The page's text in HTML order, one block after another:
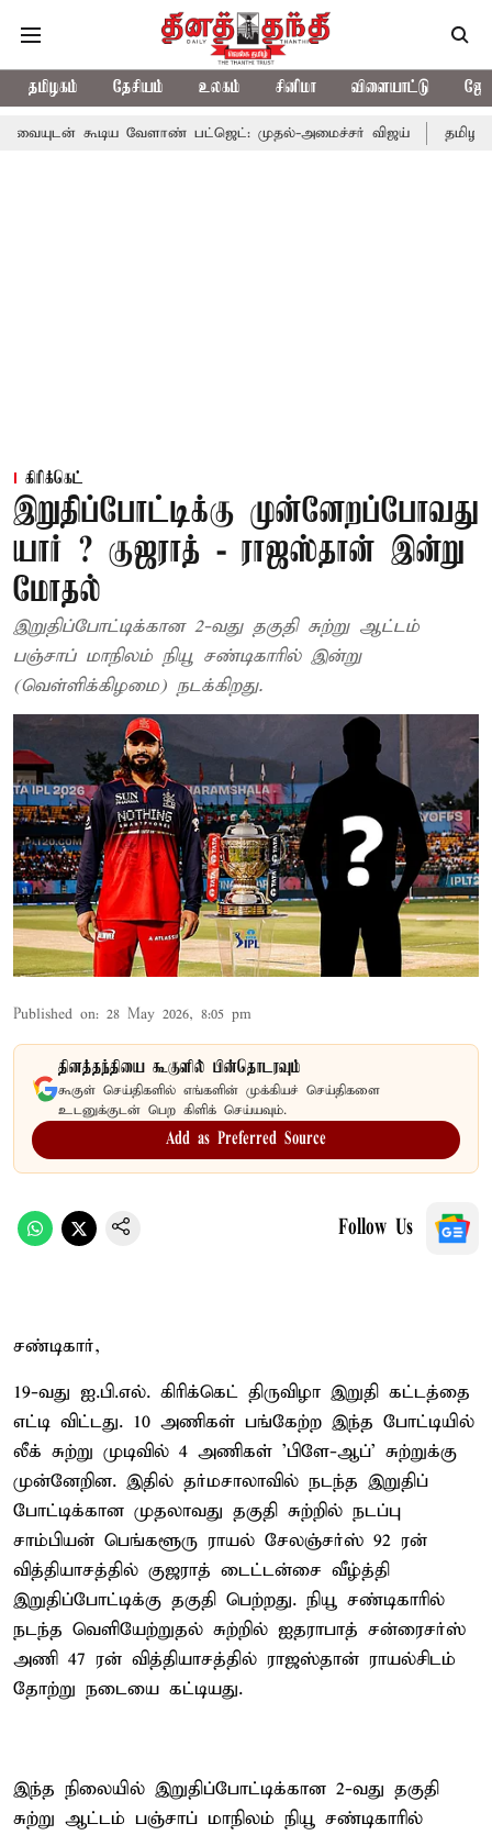
தமிழகம் தேசியம் உலகம் சினிமா விளையாட்டு
வேளாண் பட்ஜெட்: முதல்-அமைச்சர் விஜய் தமிழக அரசியலில்
கிரிக்கெட்
இறுதிப்போட்டிக்கு முன்னேறப்போவது
யார் ? குஜராத் - ராஜஸ்தான் இன்று
மோதல்
இறுதிப்போட்டிக்கான 2-வது தகுதி சுற்று ஆட்டம்
பஞ்சாப் மாநிலம் நியூ சண்டிகாரில் இன்று
(வெள்ளிக்கிழமை) நடக்கிறது.
Published on: 28 May 2026, 8:05 pm
தினத்தந்தியை கூகுளில் பின்தொடரவும்
கூகுள் செய்திகளில் எங்களின் முக்கியச் செய்திகளை
உடனுக்குடன் பெற கிளிக் செய்யவும்.
Add as Preferred Source
Follow Us
சண்டிகார்,
19-வது ஐ.பி.எல். கிரிக்கெட் திருவிழா இறுதி கட்டத்தை
எட்டி விட்டது. 10 அணிகள் பங்கேற்ற இந்த போட்டியில்
லீக் சுற்று முடிவில் 4 அணிகள் 'பிளே-ஆப்' சுற்றுக்கு
முன்னேறின. இதில் தர்மசாலாவில் நடந்த இறுதிப்
போட்டிக்கான முதலாவது தகுதி சுற்றில் நடப்பு
சாம்பியன் பெங்களூரு ராயல் சேலஞ்சர்ஸ் 92 ரன்
வித்தியாசத்தில் குஜராத் டைட்டன்சை வீழ்த்தி
இறுதிப்போட்டிக்கு தகுதி பெற்றது. நியூ சண்டிகாரில்
நடந்த வெளியேற்றுதல் சுற்றில் ஐதராபாத் சன்ரைசர்ஸ்
அணி 47 ரன் வித்தியாசத்தில் ராஜஸ்தான் ராயல்சிடம்
தோற்று நடையை கட்டியது.
இந்த நிலையில் இறுதிப்போட்டிக்கான 2-வது தகுதி
சுற்று ஆட்டம் பஞ்சாப் மாநிலம் நியூ சண்டிகாரில்